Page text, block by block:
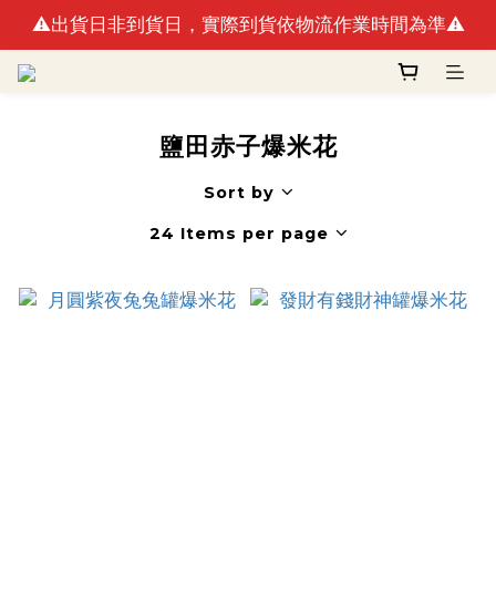
🚛最快出貨日預計8/10(一)(例假日不出貨)
⚠️出貨日非到貨日，實際到貨依物流作業時間為準⚠️
🚛最快出貨日預計8/10(一)(例假日不出貨)
鹽田赤子爆米花
Sort by
24 Items per page